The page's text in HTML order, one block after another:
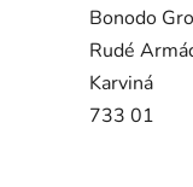
Bonodo
Rudé
Karviná
733 01